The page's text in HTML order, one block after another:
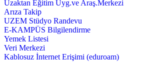
Uzaktan Eğitim Uyg.ve Araş.Merkezi
Arıza Takip
UZEM Stüdyo Randevu
E-KAMPÜS Bilgilendirme
Yemek Listesi
Veri Merkezi
Kablosuz İnternet Erişimi (eduroam)